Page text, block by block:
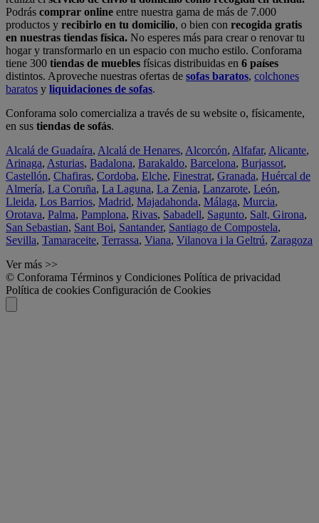
Podrás comprar online entre nuestra gama de más de 7.000
productos y recibirlo en tu domicilio, o bien con recogida gratis
en nuestras tiendas física. No esperes más para crear o renovar tu
hogar y transformarlo en un espacio con mucho estilo. Conforama
tiene 300 tiendas de muebles físicas distribuidas en 6 países
distintos. Aproveche nuestras ofertas de sofas baratos, colchones
baratos y liquidaciones de sofas.
Conforama solo comercializa a través de su website o, físicamente,
en sus tiendas de sofás.
Alcalá de Guadaíra, Alcalá de Henares, Alcorcón, Alfafar, Alicante,
Arinaga, Asturias, Badalona, Barakaldo, Barcelona, Burjassot,
Castellón, Chafiras, Cordoba, Elche, Finestrat, Granada, Huércal de
Almería, La Coruña, La Laguna, La Zenia, Lanzarote, León,
Lleida, Los Barrios, Madrid, Majadahonda, Málaga, Murcia,
Orotava, Palma, Pamplona, Rivas, Sabadell, Sagunto, Salt, Girona,
San Sebastian, Sant Boi, Santander, Santiago de Compostela,
Sevilla, Tamaraceite, Terrassa, Viana, Vilanova i la Geltrú, Zaragoza
Ver más >>
© Conforama Términos y Condiciones Política de privacidad
Política de cookies Configuración de Cookies